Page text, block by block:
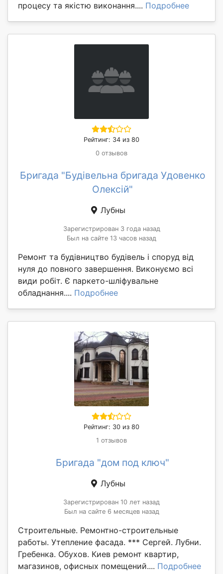
процесу та якістю виконання.... Подробнее
Рейтинг: 34 из 80
0 отзывов
Бригада "Будівельна бригада Удовенко
Олексій"
Лубны
Зарегистрирован 3 года назад
Был на сайте 13 часов назад
Ремонт та будівництво будівель і споруд від
нуля до повного завершення. Виконуємо всі
види робіт. Є паркето-шліфувальне
обладнання.... Подробнее
Рейтинг: 30 из 80
1 отзывов
Бригада "дом под ключ"
Лубны
Зарегистрирован 10 лет назад
Был на сайте 6 месяцев назад
Строительные. Ремонтно-строительные
работы. Утепление фасада. *** Сергей. Лубни.
Гребенка. Обухов. Киев ремонт квартир,
магазинов, офисных помещений.... Подробнее